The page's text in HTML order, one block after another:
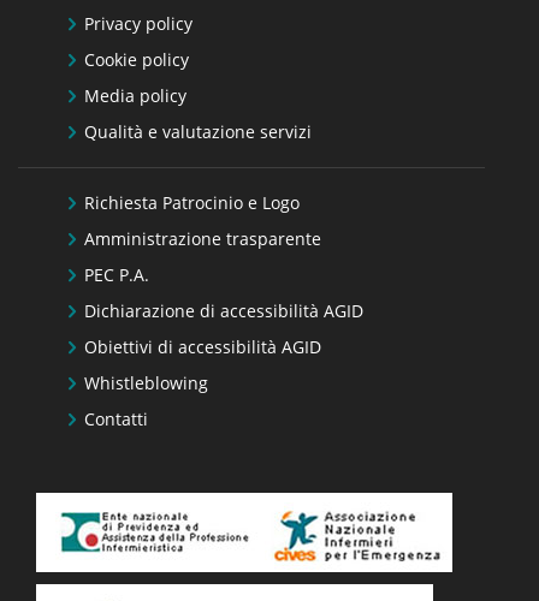
Privacy policy
Cookie policy
Media policy
Qualità e valutazione servizi
Richiesta Patrocinio e Logo
Amministrazione trasparente
PEC P.A.
Dichiarazione di accessibilità AGID
Obiettivi di accessibilità AGID
Whistleblowing
Contatti